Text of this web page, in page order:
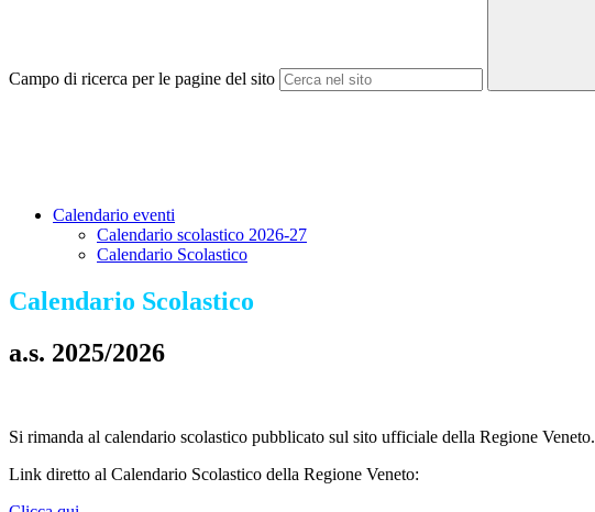
Campo di ricerca per le pagine del sito
Calendario eventi
Calendario scolastico 2026-27
Calendario Scolastico
Calendario Scolastico
a.s. 2025/2026
Si rimanda al calendario scolastico pubblicato sul sito ufficiale della Regione Veneto.
Link diretto al Calendario Scolastico della Regione Veneto: